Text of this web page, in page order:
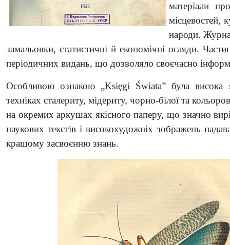
матеріали
місцевостей,
народи.
замальовки, статистичні й економічні огляди.
періодичних видань, що дозволяло своєчасно
Особливою ознакою „Księgi Świata” була висока
техніках сталериту, мідериту, чорно-білої та
на окремих аркушах якісного паперу, що значно
наукових текстів і високохудожніх зображень
кращому засвоєнню знань.